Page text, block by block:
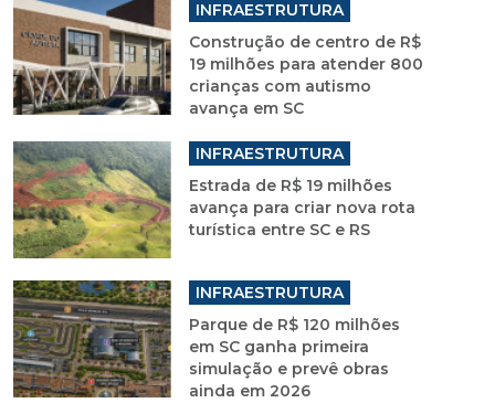
INFRAESTRUTURA
Construção de centro de R$
19 milhões para atender 800
crianças com autismo
avança em SC
INFRAESTRUTURA
Estrada de R$ 19 milhões
avança para criar nova rota
turística entre SC e RS
INFRAESTRUTURA
Parque de R$ 120 milhões
em SC ganha primeira
simulação e prevê obras
ainda em 2026